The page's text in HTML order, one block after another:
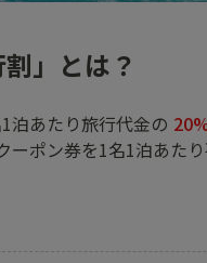
」とは？
泊あたり旅行代金の
ーポン券を1名1泊あた